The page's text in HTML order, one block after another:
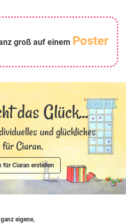
groß auf einem Poster
das Glück...
und glückliches
Ciaran.
für Ciaran erstellen
eigene,